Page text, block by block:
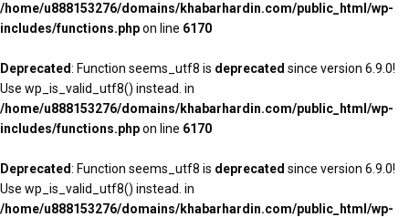
/home/u888153276/domains/khabarhardin.com/public_html/wp-
includes/functions.phpon line 6170
Deprecated: Function seems_utf8 is deprecated since version 6.9.0!
Use wp_is_valid_utf8() instead. in
/home/u888153276/domains/khabarhardin.com/public_html/wp-
includes/functions.phpon line 6170
Deprecated: Function seems_utf8 is deprecated since version 6.9.0!
Use wp_is_valid_utf8() instead. in
/home/u888153276/domains/khabarhardin.com/public_html/wp-